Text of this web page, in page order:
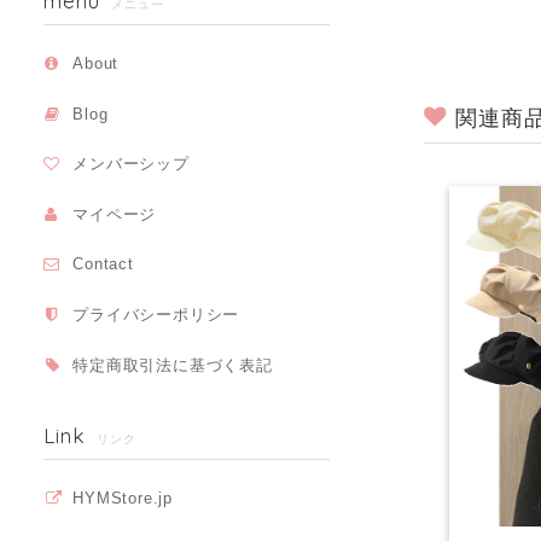
メニュー
About
Blog
メンバーシップ
マイページ
Contact
プライバシーポリシー
特定商取引法に基づく表記
Link リンク
HYMStore.jp
関連商